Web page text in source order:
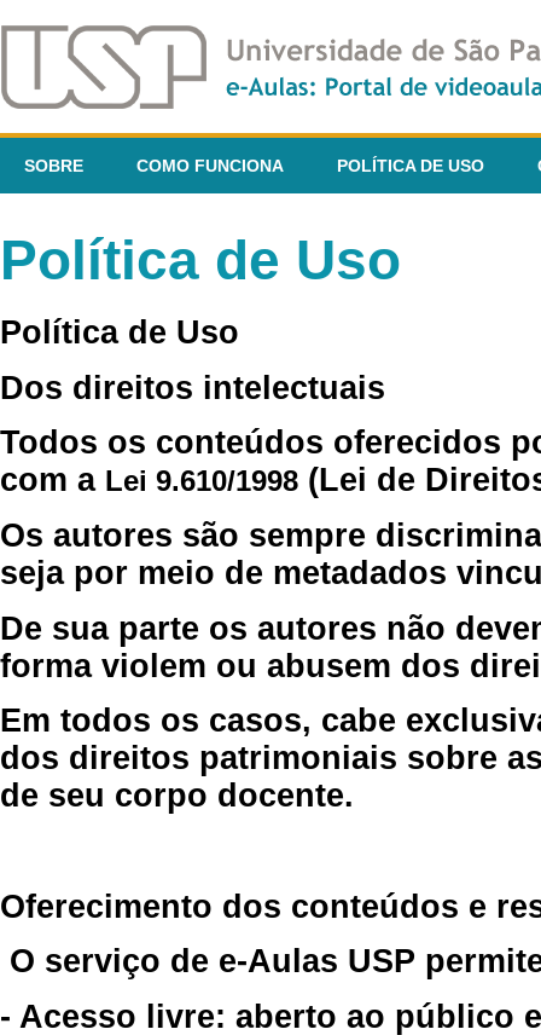
SOBRE COMO FUNCIONA POLÍTICA DE USO
Política de Uso
Política de Uso
Dos direitos intelectuais
Todos os conteúdos oferecidos
com a Lei 9.610/1998 (Lei de
Os autores são sempre
seja por meio de metadados
De sua parte os autores não
forma violem ou abusem dos
Em todos os casos, cabe
dos direitos patrimoniais sobre
de seu corpo docente.
Oferecimento dos conteúdos e
O serviço de e-Aulas USP
- Acesso livre: aberto ao público